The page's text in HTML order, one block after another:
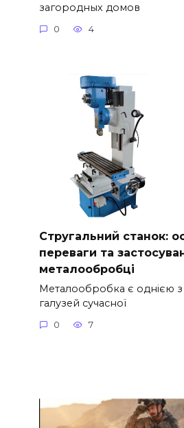
загородных домов
0 4
Стругальний станок:
переваги та
металообробці
Металообробка є однією
галузей сучасної
0 7